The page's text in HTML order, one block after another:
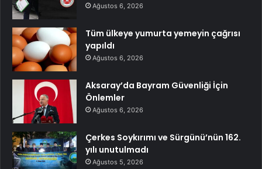
Ağustos 6, 2026
Tüm ülkeye yumurta yemeyin çağrısı
yapıldı
Ağustos 6, 2026
Aksaray’da Bayram Güvenliği İçin
Önlemler
Ağustos 6, 2026
Çerkes Soykırımı ve Sürgünü’nün 162.
yılı unutulmadı
Ağustos 5, 2026